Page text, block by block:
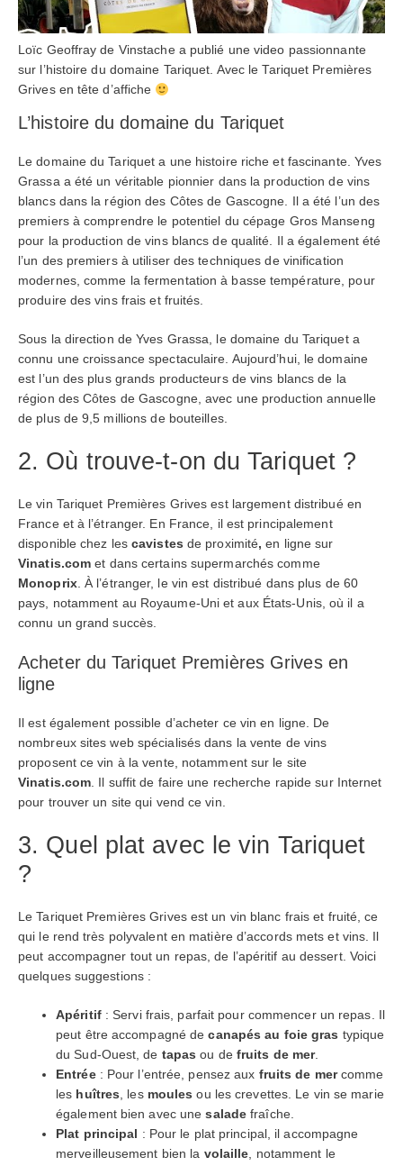
Loïc Geoffray de Vinstache a publié une video passionnante
sur l’histoire du domaine Tariquet. Avec le Tariquet Premières
Grives en tête d’affiche
L’histoire du domaine du Tariquet
Le domaine du Tariquet a une histoire riche et fascinante. Yves
Grassa a été un véritable pionnier dans la production de vins
blancs dans la région des Côtes de Gascogne. Il a été l’un des
premiers à comprendre le potentiel du cépage Gros Manseng
pour la production de vins blancs de qualité. Il a également été
l’un des premiers à utiliser des techniques de vinification
modernes, comme la fermentation à basse température, pour
produire des vins frais et fruités.
Sous la direction de Yves Grassa, le domaine du Tariquet a
connu une croissance spectaculaire. Aujourd’hui, le domaine
est l’un des plus grands producteurs de vins blancs de la
région des Côtes de Gascogne, avec une production annuelle
de plus de 9,5 millions de bouteilles.
2. Où trouve-t-on du Tariquet ?
Le vin Tariquet Premières Grives est largement distribué en
France et à l’étranger. En France, il est principalement
disponible chez les cavistes de proximité,en ligne sur
Vinatis.comet dans certains supermarchés comme
Monoprix. À l’étranger, le vin est distribué dans plus de 60
pays, notamment au Royaume-Uni et aux États-Unis, où il a
connu un grand succès.
Acheter du Tariquet Premières Grives en
ligne
Il est également possible d’acheter ce vin en ligne. De
nombreux sites web spécialisés dans la vente de vins
proposent ce vin à la vente, notamment sur le site
Vinatis.com. Il suffit de faire une recherche rapide sur Internet
pour trouver un site qui vend ce vin.
3. Quel plat avec le vin Tariquet
?
Le Tariquet Premières Grives est un vin blanc frais et fruité, ce
qui le rend très polyvalent en matière d’accords mets et vins. Il
peut accompagner tout un repas, de l’apéritif au dessert. Voici
quelques suggestions :
Apéritif: Servi frais, parfait pour commencer un repas. Il
peut être accompagné decanapés au foie gras typique
du Sud-Ouest, de tapas ou de fruits de mer.
Entrée: Pour l’entrée, pensez aux fruits de mercomme
les huîtres, les moules ou les crevettes. Le vin se marie
également bien avec unesalade fraîche.
Plat principal : Pour le plat principal, il accompagne
merveilleusement bien la volaille, notamment le